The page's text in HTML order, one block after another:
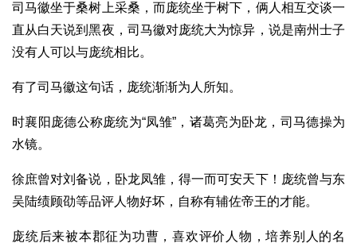
司马徽坐于桑树上采桑，而庞统坐于树下，俩人相互交谈一
直从白天说到黑夜，司马徽对庞统大为惊异，说是南州士子
没有人可以与庞统相比。
有了司马徽这句话，庞统渐渐为人所知。
时襄阳庞德公称庞统为“凤雏”，诸葛亮为卧龙，司马德操为
水镜。
徐庶曾对刘备说，卧龙凤雏，得一而可安天下！庞统曾与东
吴陆绩顾劭等品评人物好坏，自称有辅佐帝王的才能。
庞统后来被本郡征为功曹，喜欢评价人物，培养别人的名